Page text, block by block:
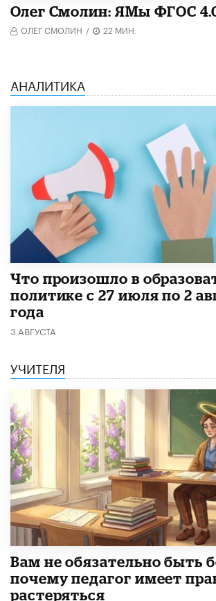
Олег Смолин: ЯМы ФГОС
ОЛЕГ СМОЛИН / 22 МИН.
АНАЛИТИКА
​Что произошло в
политике с 27 июля по 2
года
3 АВГУСТА
УЧИТЕЛЯ
​Вам не обязательно быть
почему педагог имеет
растеряться